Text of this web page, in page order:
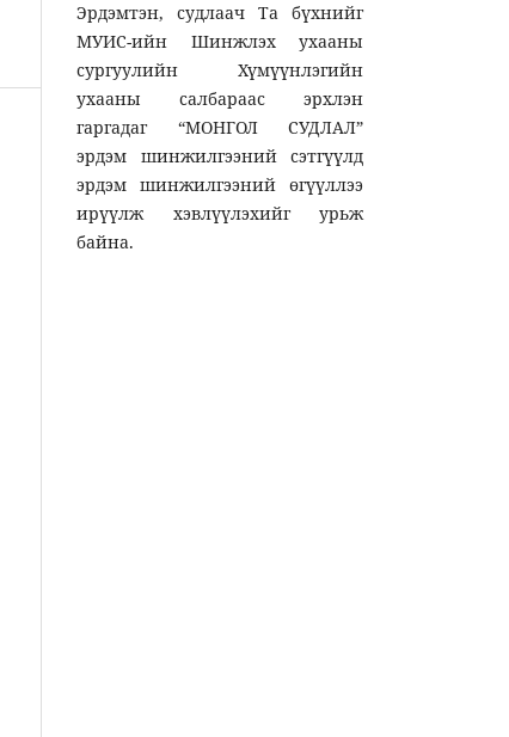
Эрдэмтэн, судлаач Та бүхнийг
МУИС-ийн Шинжлэх ухааны
сургуулийн Хүмүүнлэгийн
ухааны салбараас эрхлэн
гаргадаг “МОНГОЛ СУДЛАЛ”
эрдэм шинжилгээний сэтгүүлд
эрдэм шинжилгээний өгүүллээ
ирүүлж хэвлүүлэхийг урьж
байна.